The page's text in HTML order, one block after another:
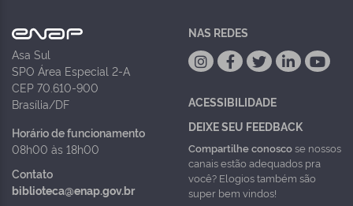
Asa Sul
SPO Área Especial 2-A
CEP 70.610-900
Brasília/DF
Horário de funcionamento
08h00 às 18h00
Contato
biblioteca@enap.gov.br
NAS REDES
ACESSIBILIDADE
DEIXE SEU FEEDBACK
Compartilhe conoscose nossos
canais estão adequados pra
você? Elogios também são
super bem vindos!